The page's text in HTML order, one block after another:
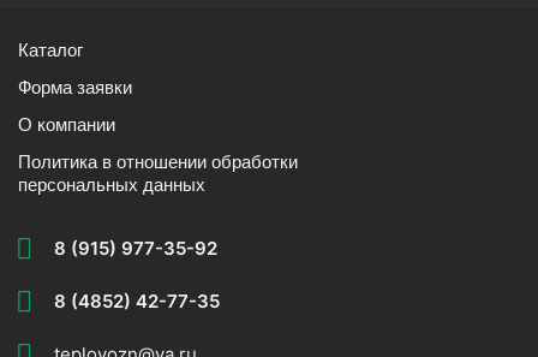
Каталог
Форма заявки
О компании
Политика в отношении обработки
персональных данных
8 (915) 977-35-92
8 (4852) 42-77-35